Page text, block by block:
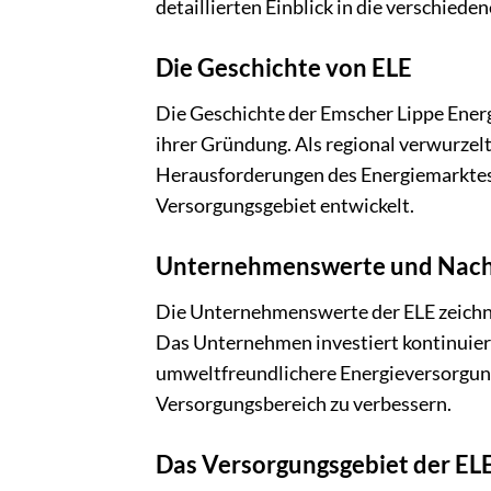
detaillierten Einblick in die
Die Geschichte von ELE
Die Geschichte der Emscher Lippe
ihrer Gründung. Als regional
Herausforderungen des
Versorgungsgebiet entwickelt.
Unternehmenswerte und
Die Unternehmenswerte der ELE
Das Unternehmen investiert
umweltfreundlichere
Versorgungsbereich zu verbessern.
Das Versorgungsgebiet der